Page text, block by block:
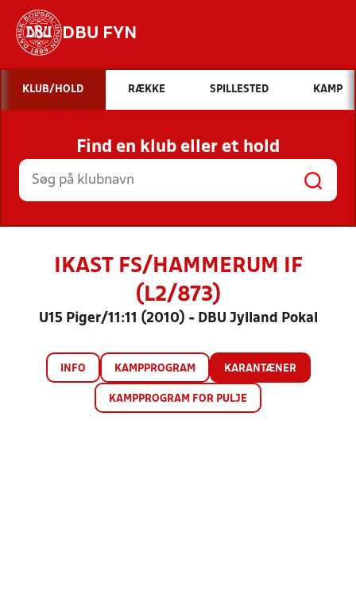
DBU FYN
Hvad vil du søge efter?
INDHOLD OG NYHEDER
STILLINGER, RESULTATER, KLUBBER OG
HOLD
KLUB/HOLD RÆKKE SPILLESTED KAMP
Find en klub eller et hold
IKAST FS/HAMMERUM IF
(L2/873)
U15 Piger/11:11 (2010) - DBU Jylland Pokal
INFO KAMPPROGRAM KARANTÆNER
KAMPPROGRAM FOR PULJE